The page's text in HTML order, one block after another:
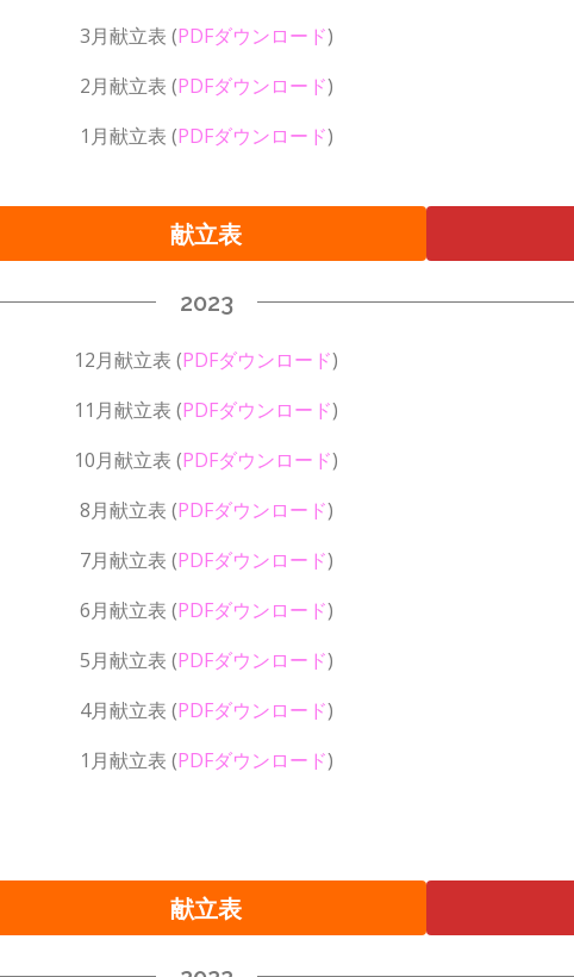
3月献立表 (PDFダウンロード)
2月献立表 (PDFダウンロード)
1月献立表 (PDFダウンロード)
献立表
2023
12月献立表 (PDFダウンロード)
11月献立表 (PDFダウンロード)
10月献立表 (PDFダウンロード)
8月献立表 (PDFダウンロード)
7月献立表 (PDFダウンロード)
6月献立表 (PDFダウンロード)
5月献立表 (PDFダウンロード)
4月献立表 (PDFダウンロード)
1月献立表 (PDFダウンロード)
献立表